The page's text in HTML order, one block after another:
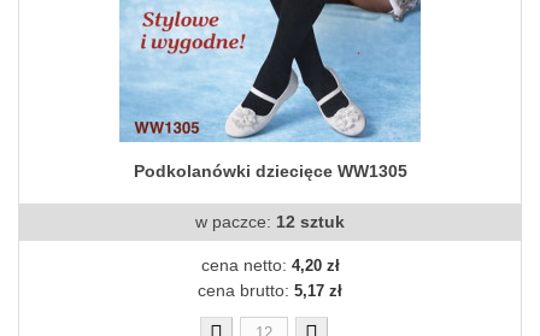
Podkolanówki dziecięce WW1305
w paczce: 12 sztuk
cena netto: 4,20 zł
cena brutto: 5,17 zł